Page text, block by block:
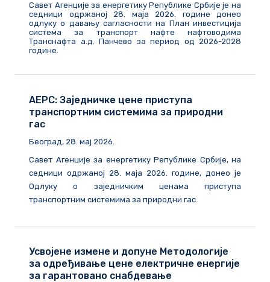
Савет Агенције за енергетику Републике Србије је на
седници одржаној 28. маја 2026. године донео
одлуку о давању сагласности на План инвестиција
система за транспорт нафте нафтоводима
Транснафта а.д. Панчево за период од 2026-2028
године.
АЕРС: Заједничке цене приступа
транспортним системима за природни
гас
Београд, 28. мај 2026.
Савет Агенције за енергетику Републике Србије, на
седници одржаној 28. маја 2026. године, донео је
Одлуку о заједничким ценама приступа
транспортним системима за природни гас.
Усвојене измене и допуне Методологије
за одређивање цене електричне енергије
за гарантовано снабдевање